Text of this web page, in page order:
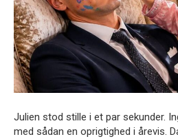
Julien stod stille i et par sekunder.
med sådan en oprigtighed i årevis.